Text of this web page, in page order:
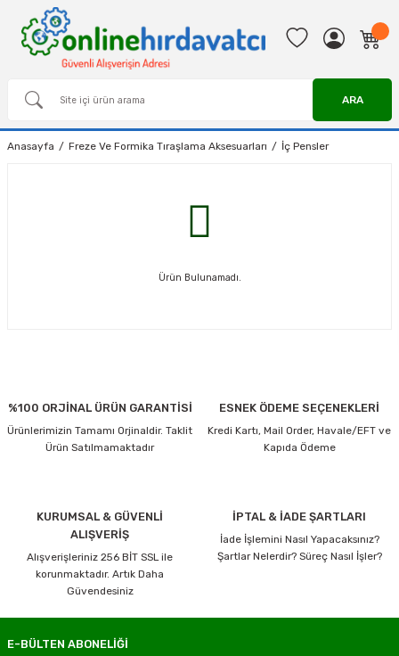
ARA
Anasayfa Freze Ve Formika Tıraşlama Aksesuarları İç Pensler
Ürün Bulunamadı.
%100 ORJİNAL ÜRÜN GARANTİSİ
Ürünlerimizin Tamamı Orjinaldir. Taklit
Ürün Satılmamaktadır
ESNEK ÖDEME SEÇENEKLERİ
Kredi Kartı, Mail Order, Havale/EFT ve
Kapıda Ödeme
KURUMSAL & GÜVENLİ
ALIŞVERİŞ
Alışverişleriniz 256 BİT SSL ile
korunmaktadır. Artık Daha
Güvendesiniz
İPTAL & İADE ŞARTLARI
İade İşlemini Nasıl Yapacaksınız?
Şartlar Nelerdir? Süreç Nasıl İşler?
E-BÜLTEN ABONELİĞİ